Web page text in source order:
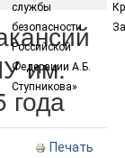
службы
безопасности
Российской
Федерации А.Б.
Ступникова»
им.
Печать